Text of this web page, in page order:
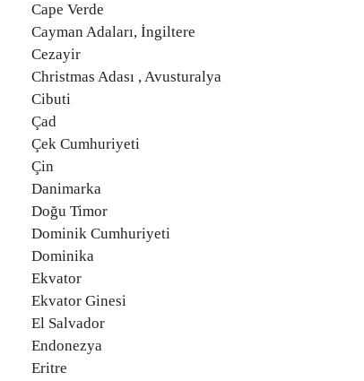
Cape Verde
Cayman Adaları, İngiltere
Cezayir
Christmas Adası , Avusturalya
Cibuti
Çad
Çek Cumhuriyeti
Çin
Danimarka
Doğu Timor
Dominik Cumhuriyeti
Dominika
Ekvator
Ekvator Ginesi
El Salvador
Endonezya
Eritre